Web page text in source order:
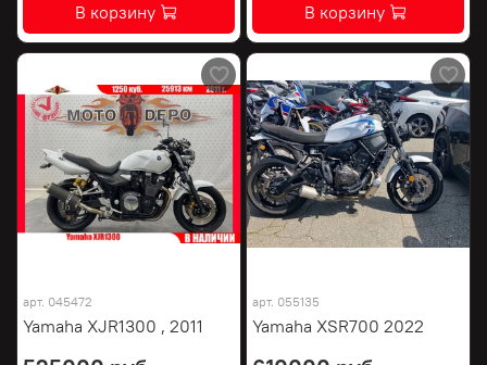
В корзину В корзину
арт. 045472
Yamaha XJR1300 , 2011
арт. 055135
Yamaha XSR700 2022